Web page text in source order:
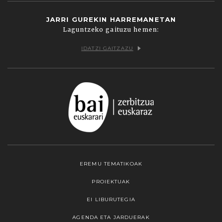
JARRI GUREKIN HARREMANETAN
Laguntzeko gaituzu hemen:
IDATZI GAITZAZU
EREMU TEMATIKOAK
PROIEKTUAK
EI LIBURUTEGIA
AGENDA ETA JARDUERAK